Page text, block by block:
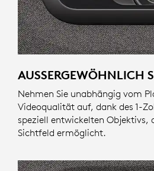
AUSSERGEWÖHNLICH
Nehmen Sie unabhängig vom
Videoqualität auf, dank des 1-
speziell entwickelten Objektivs,
Sichtfeld ermöglicht.